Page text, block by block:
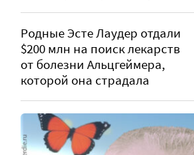
Родные Эсте Лаудер отдали
$200 млн на поиск лекарств
от болезни Альцгеймера,
которой она страдала